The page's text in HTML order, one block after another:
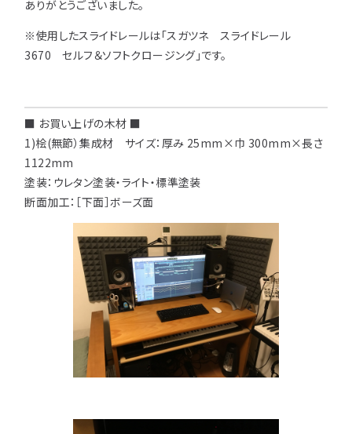
フォトコンテスト
ありがとうございました。
※使用したスライドレールは「スガツネ スライドレール
3670 セルフ＆ソフトクロージング」です。
■ お買い上げの木材 ■
1)桧(無節）集成材 サイズ：厚み 25mm×巾 300mm×長さ
1122mm
塗装：ウレタン塗装・ライト・標準塗装
断面加工：［下面］ボーズ面